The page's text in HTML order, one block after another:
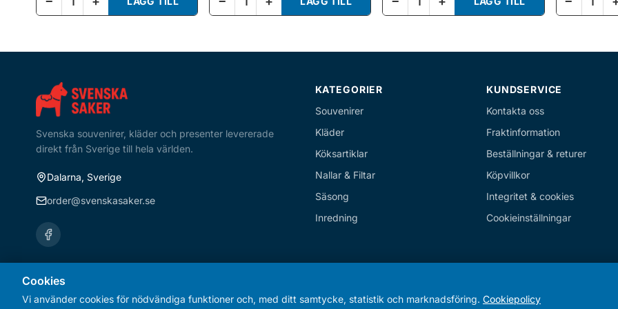
Cookies
Vi använder cookies för nödvändiga funktioner och, med ditt samtycke, statistik och marknadsföring. Cookiepolicy
Svenska souvenirer, kläder och presenter levererade
direkt från Sverige till hela världen.
Dalarna, Sverige
order@svenskasaker.se
KATEGORIER
Souvenirer
Kläder
Köksartiklar
Nallar & Filtar
Säsong
Inredning
KUNDSERVICE
Kontakta oss
Fraktinformation
Beställningar & returer
Köpvillkor
Integritet & cookies
Cookieinställningar